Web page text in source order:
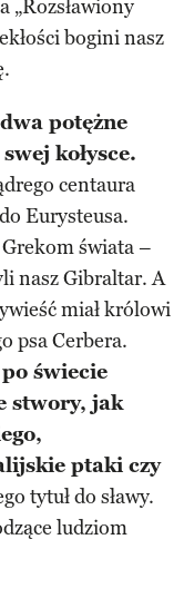
„Rozsławiony
bogini nasz
potężne
kołysce.
centaura
Eurysteusa.
Grekom świata –
nasz Gibraltar. A
miał królowi
psa Cerbera.
świecie
stwory, jak
ptaki czy
tytuł do sławy.
ludziom